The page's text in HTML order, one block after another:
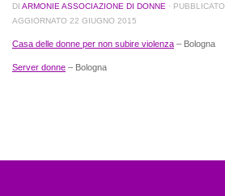
DI ARMONIE ASSOCIAZIONE DI DONNE · PUBBLICATO
AGGIORNATO 22 GIUGNO 2015
Casa delle donne per non subire violenza – Bologna
Server donne – Bologna